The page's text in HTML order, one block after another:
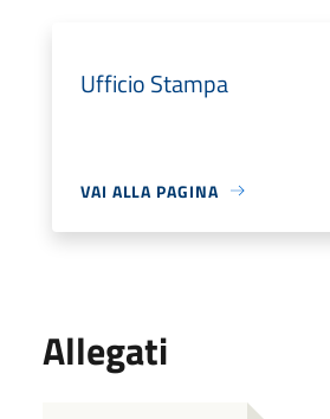
Ufficio Stampa
VAI ALLA PAGINA
Allegati